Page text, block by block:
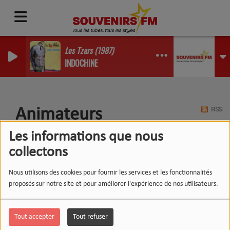
Les informations que nous
collectons
Nous utilisons des cookies pour fournir les services et les fonctionnalités
proposés sur notre site et pour améliorer l'expérience de nos utilisateurs.
Tout accepter Tout refuser
Les Tzars (1987)
INDOCHINE
Animateurs RSS